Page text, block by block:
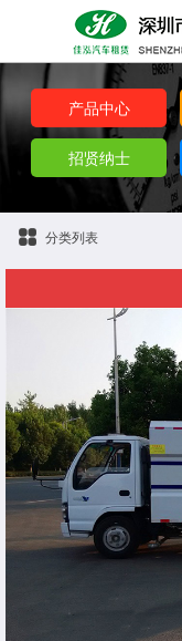
产品中心
招贤纳士
分类列表